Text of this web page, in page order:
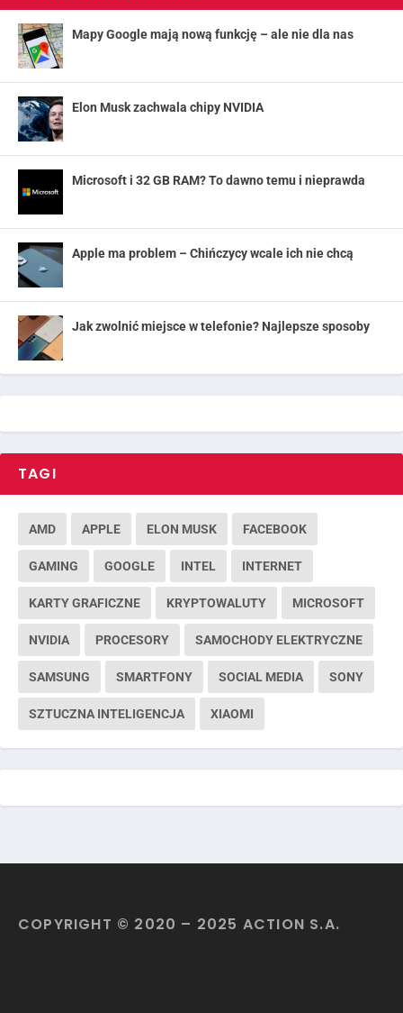
Mapy Google mają nową funkcję – ale nie dla nas
Elon Musk zachwala chipy NVIDIA
Microsoft i 32 GB RAM? To dawno temu i nieprawda
Apple ma problem – Chińczycy wcale ich nie chcą
Jak zwolnić miejsce w telefonie? Najlepsze sposoby
TAGI
AMD APPLE ELON MUSK FACEBOOK
GAMING GOOGLE INTEL INTERNET
KARTY GRAFICZNE KRYPTOWALUTY MICROSOFT
NVIDIA PROCESORY SAMOCHODY ELEKTRYCZNE
SAMSUNG SMARTFONY SOCIAL MEDIA SONY
SZTUCZNA INTELIGENCJA XIAOMI
COPYRIGHT © 2020 – 2025 ACTION S.A.